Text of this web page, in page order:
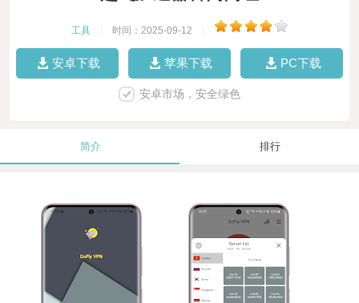
工具 时间：2025-09-12
安卓下载 苹果下载 PC下载
安卓市场，安全绿色
简介 排行